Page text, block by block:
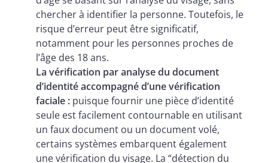
chercher à identifier la personne. Toutefois, le
risque d’erreur peut être significatif,
notamment pour les personnes proches de
l’âge des 18 ans.
La vérification par analyse du document
d’identité accompagné d’une vérification
faciale : puisque fournir une pièce d’identité
seule est facilement contournable en utilisant
un faux document ou un document volé,
certains systèmes embarquent également
une vérification du visage. La “détection du